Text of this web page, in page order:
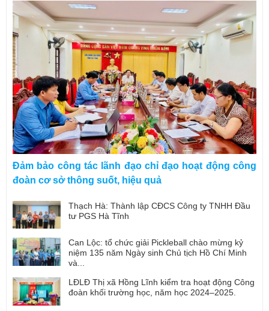
Đảm bảo công tác lãnh đạo chỉ đạo hoạt động công
đoàn cơ sở thông suốt, hiệu quả
Thạch Hà: Thành lập CĐCS Công ty TNHH Đầu
tư PGS Hà Tĩnh
Can Lộc: tổ chức giải Pickleball chào mừng kỷ
niệm 135 năm Ngày sinh Chủ tịch Hồ Chí Minh
và...
LĐLĐ Thị xã Hồng Lĩnh kiểm tra hoạt động Công
đoàn khối trường học, năm học 2024–2025.